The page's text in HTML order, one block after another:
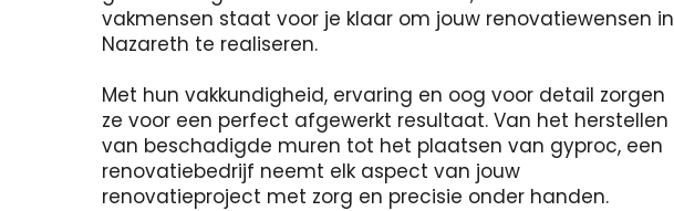
vakmensen staat voor je klaar om jouw renovatiewensen in
Nazareth te realiseren.
Met hun vakkundigheid, ervaring en oog voor detail zorgen
ze voor een perfect afgewerkt resultaat. Van het herstellen
van beschadigde muren tot het plaatsen van gyproc, een
renovatiebedrijf neemt elk aspect van jouw
renovatieproject met zorg en precisie onder handen.